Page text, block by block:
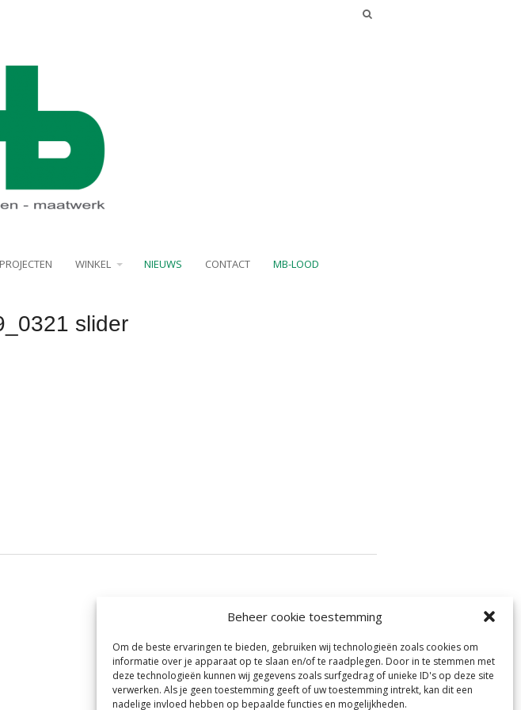
Beheer cookie toestemming
Om de beste ervaringen te bieden, gebruiken wij technologieën zoals cookies om
informatie over je apparaat op te slaan en/of te raadplegen. Door in te stemmen met
deze technologieën kunnen wij gegevens zoals surfgedrag of unieke ID's op deze site
verwerken. Als je geen toestemming geeft of uw toestemming intrekt, kan dit een
nadelige invloed hebben op bepaalde functies en mogelijkheden.
WINKEL NIEUWS CONTACT MB-LOOD
slider